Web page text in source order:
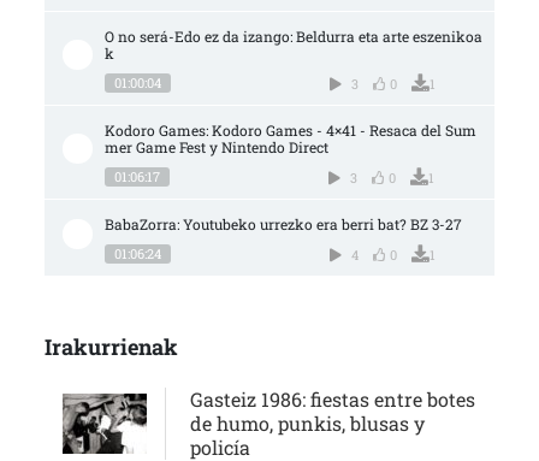
O no será-Edo ez da izango: Beldurra eta arte eszenikoa
k
01:00:04 3 0 1
Kodoro Games: Kodoro Games - 4×41 - Resaca del Sum
mer Game Fest y Nintendo Direct
01:06:17 3 0 1
BabaZorra: Youtubeko urrezko era berri bat? BZ 3-27
01:06:24 4 0 1
Irakurrienak
Gasteiz 1986: fiestas entre botes
de humo, punkis, blusas y
policía